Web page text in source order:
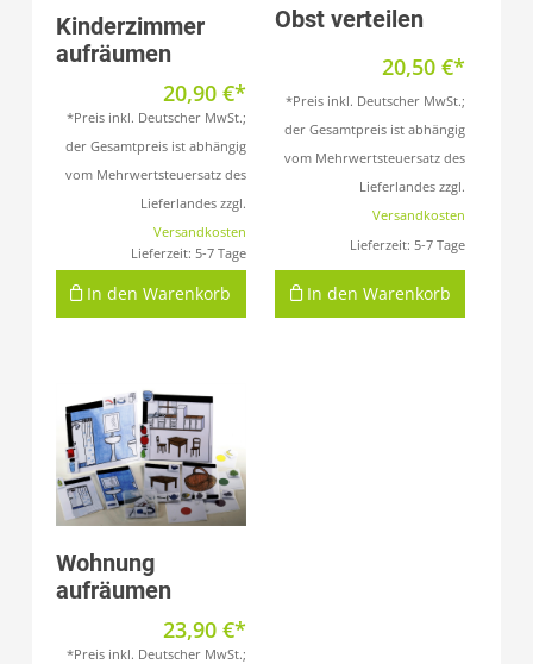
Produkt anzeigen
Kinderzimmer
aufräumen
In den Warenkorb
20,90 €
*Preis inkl. Deutscher MwSt.;
der Gesamtpreis ist abhängig
vom Mehrwertsteuersatz des
Lieferlandes zzgl.
Versandkosten
Lieferzeit: 5-7 Tage
Obst verteilen
In den Warenkorb
20,50 €
*Preis inkl. Deutscher MwSt.;
der Gesamtpreis ist abhängig
vom Mehrwertsteuersatz des
Lieferlandes zzgl.
Versandkosten
Lieferzeit: 5-7 Tage
Produkt anzeigen
Wohnung
aufräumen
23,90 €
*Preis inkl. Deutscher MwSt.;